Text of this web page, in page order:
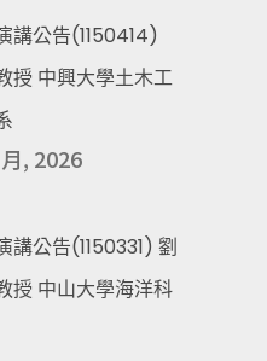
講公告(1150414)
授 中興大學土木工
, 2026
講公告(1150331) 劉
授 中山大學海洋科